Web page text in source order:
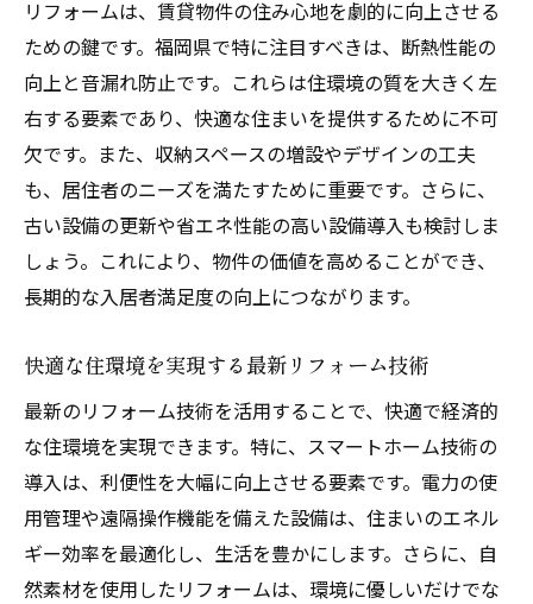
リフォームは、賃貸物件の住み心地を劇的に向上させる
ための鍵です。福岡県で特に注目すべきは、断熱性能の
向上と音漏れ防止です。これらは住環境の質を大きく左
右する要素であり、快適な住まいを提供するために不可
欠です。また、収納スペースの増設やデザインの工夫
も、居住者のニーズを満たすために重要です。さらに、
古い設備の更新や省エネ性能の高い設備導入も検討しま
しょう。これにより、物件の価値を高めることができ、
長期的な入居者満足度の向上につながります。
快適な住環境を実現する最新リフォーム技術
最新のリフォーム技術を活用することで、快適で経済的
な住環境を実現できます。特に、スマートホーム技術の
導入は、利便性を大幅に向上させる要素です。電力の使
用管理や遠隔操作機能を備えた設備は、住まいのエネル
ギー効率を最適化し、生活を豊かにします。さらに、自
然素材を使用したリフォームは、環境に優しいだけでな